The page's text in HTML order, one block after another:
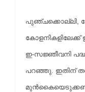
പുഞ്ചക്കൊല്ലി,
കോളനികളിലേക്ക്
ഇ-സജ്ഞീവനി
പറഞ്ഞു. ഇതിന്